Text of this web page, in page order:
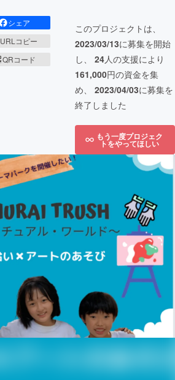
シェア
URLコピー
QRコード
このプロジェクトは、
2023/03/13に募集を開始
し、 24人の支援により
161,000円の資金を集
め、 2023/04/03に募集を
終了しました
もう一度プロジェク
トをやってほしい